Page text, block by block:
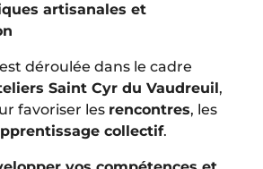
artisanales et
déroulée dans le cadre
Saint Cyr du Vaudreuil,
favoriser les rencontres, les
collectif.